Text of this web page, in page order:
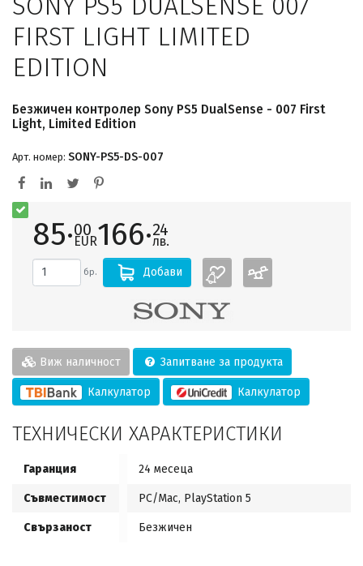
FIRST LIGHT LIMITED
EDITION
Безжичен контролер Sony PS5 DualSense - 007 First
Light, Limited Edition
Арт. номер: SONY-PS5-DS-007
85·00
EUR166·24
лв.
бр. Добави
Виж наличност Запитване за продукта
Калкулатор Калкулатор
ТЕХНИЧЕСКИ ХАРАКТЕРИСТИКИ
Гаранция 24 месеца
Съвместимост PC/Mac, PlayStation 5
Свързаност Безжичен